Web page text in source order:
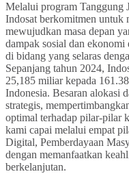
Melalui program Tanggung
Indosat berkomitmen untuk
mewujudkan masa depan
dampak sosial dan ekonomi
di bidang yang selaras
Sepanjang tahun 2024,
25,185 miliar kepada
Indonesia. Besaran alokasi
strategis,
optimal terhadap pilar-pilar
kami capai melalui empat
Digital, Pemberdayaan
dengan memanfaatkan
berkelanjutan.